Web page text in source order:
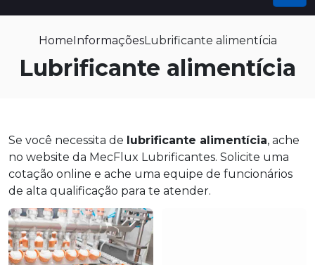
HomeInformaçõesLubrificante alimentícia
Lubrificante alimentícia
Se você necessita de lubrificante alimentícia, ache
no website da MecFlux Lubrificantes. Solicite uma
cotação online e ache uma equipe de funcionários
de alta qualificação para te atender.